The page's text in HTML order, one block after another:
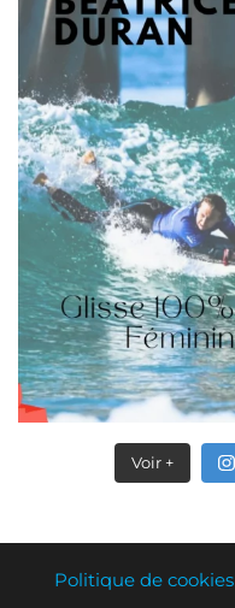
Voir +
Politique de cookies